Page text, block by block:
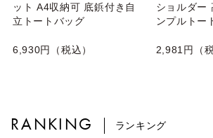
ット A4収納可 底鋲付き自
立トートバッグ
6,930円（税込）
ショルダー
ンプルトー
2,981円（税
RANKING ランキング